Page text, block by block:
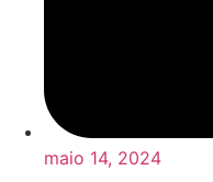
maio 14, 2024